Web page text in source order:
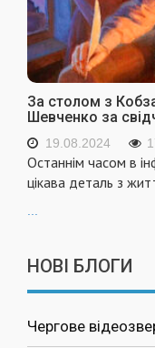
За столом з
Шевченко за
19.08.2024
Останнім часом в
цікава деталь з
...
НОВІ БЛОГИ
Чергове